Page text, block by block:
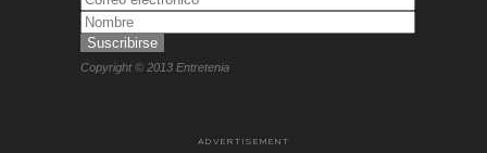
Copyright © 2013 Entretenia
ADVERTISEMENT